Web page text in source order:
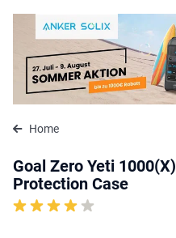
Home
Goal Zero Yeti
Protection Case